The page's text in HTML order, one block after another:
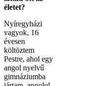
életet?
Nyíregyházi
vagyok, 16
évesen
költöztem
Pestre, ahol egy
angol nyelvű
gimnáziumba